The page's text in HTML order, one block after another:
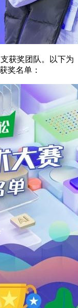
获奖团队。以下为
奖名单：